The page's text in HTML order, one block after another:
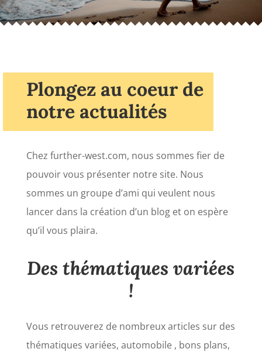
Plongez au coeur de
notre actualités
Chez further-west.com, nous sommes fier de
pouvoir vous présenter notre site. Nous
sommes un groupe d’ami qui veulent nous
lancer dans la création d’un blog et on espère
qu’il vous plaira.
Des thématiques variées
!
Vous retrouverez de nombreux articles sur des
thématiques variées, automobile , bons plans,